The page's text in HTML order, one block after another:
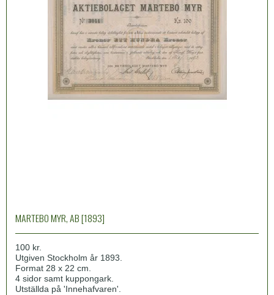
MARTEBO MYR, AB [1893]
100 kr.
Utgiven Stockholm år 1893.
Format 28 x 22 cm.
4 sidor samt kuppongark.
Utställda på 'Innehafvaren'.